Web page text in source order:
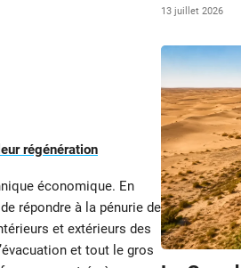
régénération
économique. En
répondre à la pénurie de
et extérieurs des
et tout le gros
13 juillet 2026